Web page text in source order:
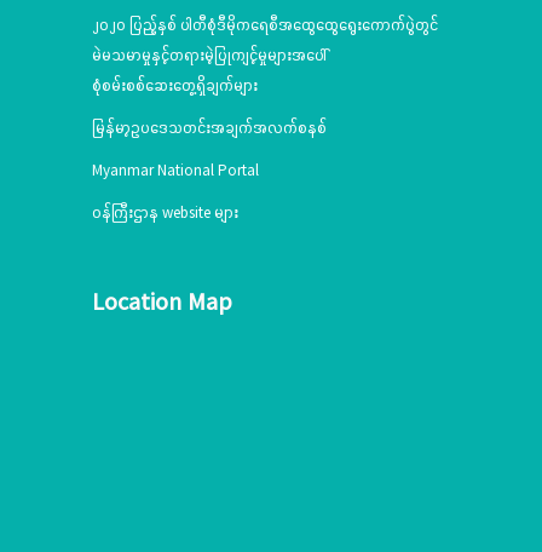
၂၀၂၀ ပြည့်နှစ် ပါတီစုံဒီမိုကရေစီအထွေထွေရွေးကောက်ပွဲတွင်
မဲမသမာမှုနှင့်တရားမဲ့ပြုကျင့်မှုများအပေါ်
စုံစမ်းစစ်ဆေးတွေ့ရှိချက်များ
မြန်မာ့ဥပဒေသတင်းအချက်အလက်စနစ်
Myanmar National Portal
ဝန်ကြီးဌာန website များ
Location Map